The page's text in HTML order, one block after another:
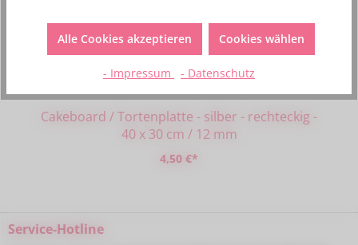
Cakeboard / Tortenplatte - silber - rechteckig -
40 x 30 cm / 12 mm
4,50 €*
Service-Hotline
Alle Cookies akzeptieren Cookies wählen
- Impressum - Datenschutz